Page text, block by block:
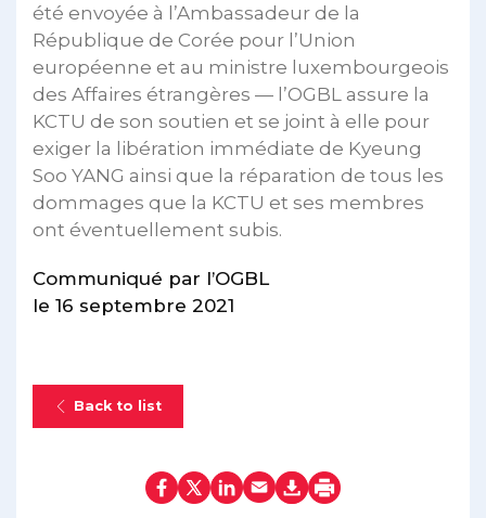
été envoyée à l’Ambassadeur de la
République de Corée pour l’Union
européenne et au ministre luxembourgeois
des Affaires étrangères — l’OGBL assure la
KCTU de son soutien et se joint à elle pour
exiger la libération immédiate de Kyeung
Soo YANG ainsi que la réparation de tous les
dommages que la KCTU et ses membres
ont éventuellement subis.
Communiqué par l’OGBL
le 16 septembre 2021
Back to list